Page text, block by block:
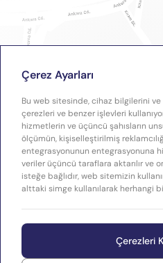
Çerez Ayarları
Bu web sitesinde, cihaz bilgilerini
çerezleri ve benzer işlevleri
hizmetlerin ve üçüncü şahısların
ölçümün, kişiselleştirilmiş
entegrasyonunun entegrasyonuna
veriler üçüncü taraflara aktarılır ve
isteğe bağlıdır, web sitemizin
alttaki simge kullanılarak herhangi
Çerezleri